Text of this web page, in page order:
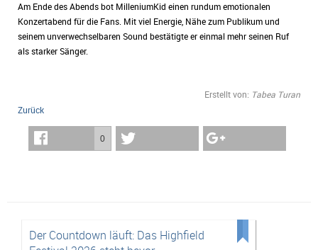
Am Ende des Abends bot MilleniumKid einen rundum emotionalen
Konzertabend für die Fans. Mit viel Energie, Nähe zum Publikum und
seinem unverwechselbaren Sound bestätigte er einmal mehr seinen Ruf
als starker Sänger.
Erstellt von: Tabea Turan
Zurück
0
Der Countdown läuft: Das Highfield